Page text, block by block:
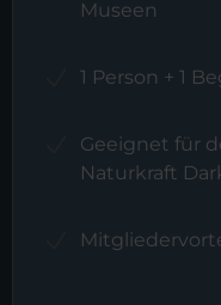
Museen
1 Person + 1
Geeignet für
Naturkraft